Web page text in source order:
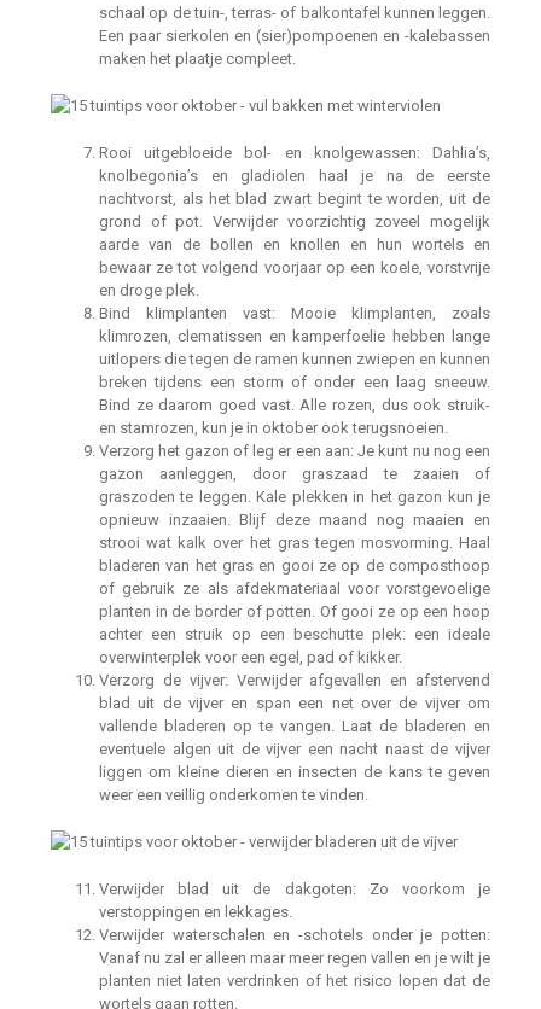
schaal op de tuin-, terras- of balkontafel kunnen leggen.
Een paar sierkolen en (sier)pompoenen en -kalebassen
maken het plaatje compleet.
Rooi uitgebloeide bol- en knolgewassen: Dahlia’s,
knolbegonia’s en gladiolen haal je na de eerste
nachtvorst, als het blad zwart begint te worden, uit de
grond of pot. Verwijder voorzichtig zoveel mogelijk
aarde van de bollen en knollen en hun wortels en
bewaar ze tot volgend voorjaar op een koele, vorstvrije
en droge plek.
Bind klimplanten vast: Mooie klimplanten, zoals
klimrozen, clematissen en kamperfoelie hebben lange
uitlopers die tegen de ramen kunnen zwiepen en kunnen
breken tijdens een storm of onder een laag sneeuw.
Bind ze daarom goed vast. Alle rozen, dus ook struik-
en stamrozen, kun je in oktober ook terugsnoeien.
Verzorg het gazon of leg er een aan: Je kunt nu nog een
gazon aanleggen, door graszaad te zaaien of
graszoden te leggen. Kale plekken in het gazon kun je
opnieuw inzaaien. Blijf deze maand nog maaien en
strooi wat kalk over het gras tegen mosvorming. Haal
bladeren van het gras en gooi ze op de composthoop
of gebruik ze als afdekmateriaal voor vorstgevoelige
planten in de border of potten. Of gooi ze op een hoop
achter een struik op een beschutte plek: een ideale
overwinterplek voor een egel, pad of kikker.
Verzorg de vijver: Verwijder afgevallen en afstervend
blad uit de vijver en span een net over de vijver om
vallende bladeren op te vangen. Laat de bladeren en
eventuele algen uit de vijver een nacht naast de vijver
liggen om kleine dieren en insecten de kans te geven
weer een veillig onderkomen te vinden.
Verwijder blad uit de dakgoten: Zo voorkom je
verstoppingen en lekkages.
Verwijder waterschalen en -schotels onder je potten:
Vanaf nu zal er alleen maar meer regen vallen en je wilt je
planten niet laten verdrinken of het risico lopen dat de
wortels gaan rotten.